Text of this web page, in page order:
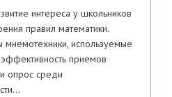
интереса у школьников
правил математики.
мнемотехники, используемые
приемов
опрос среди